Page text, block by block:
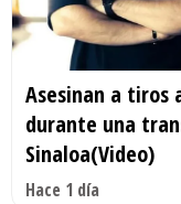
Asesinan a tiros
durante una
Sinaloa(Video)
Hace 1 día